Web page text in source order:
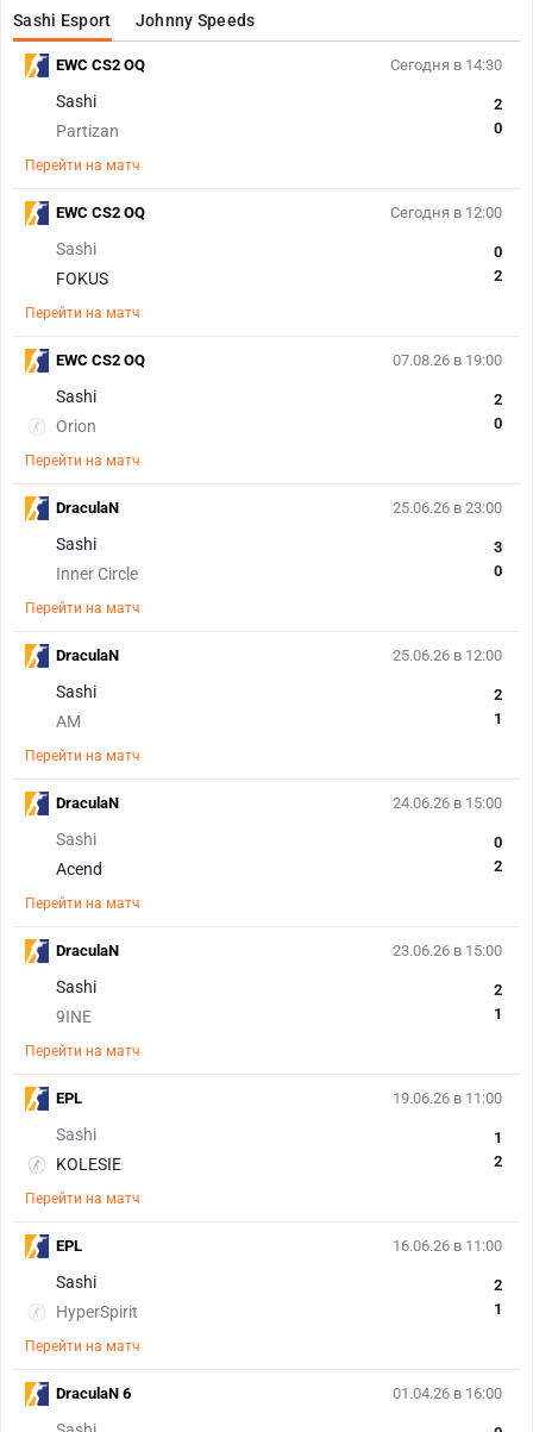
Sashi Esport Johnny Speeds
Сегодня в 14:30
Sashi
Partizan
2
0
Перейти на матч
EWC CS2 OQ
Сегодня в 12:00
Sashi
FOKUS
0
2
Перейти на матч
EWC CS2 OQ
07.08.26 в 19:00
Sashi
Orion
2
0
Перейти на матч
EWC CS2 OQ
25.06.26 в 23:00
Sashi
Inner Circle
3
0
Перейти на матч
DraculaN
25.06.26 в 12:00
Sashi
AM
2
1
Перейти на матч
DraculaN
24.06.26 в 15:00
Sashi
Acend
0
2
Перейти на матч
DraculaN
23.06.26 в 15:00
Sashi
9INE
2
1
Перейти на матч
DraculaN
19.06.26 в 11:00
Sashi
KOLESIE
1
2
Перейти на матч
EPL
16.06.26 в 11:00
Sashi
HyperSpirit
2
1
Перейти на матч
EPL
01.04.26 в 16:00
DraculaN 6